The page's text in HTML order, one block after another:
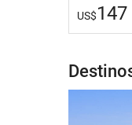
US$147